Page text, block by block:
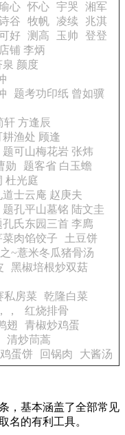
心 怀心 宇哭
湘军
谷 牧帆 凌续
兆淇
好 测高 玉帅
登登
铺 李炳
泉 颜度
题考功印纸 曾如骥
轩 方逢辰
耕渔处 顾逢
题可山梅花岩 张炜
勋
题客省 白玉蟾
杜光庭
道士云庵 赵庚夫
题孔平山墓铭 陆文圭
孔氏东园三首 李廌
菜肉馅饺子
土豆饼
~薏米冬瓜猪骨汤
黑椒培根炒双菇
私房菜
乾隆白菜
，，
红烧排骨
翅
青椒炒鸡蛋
清炒茼蒿
蛋饼 回锅肉 大酱汤
，基本涵盖了全部常见
名的有利工具。